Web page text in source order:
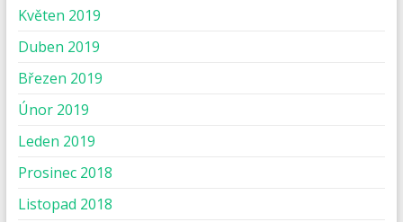
Květen 2019
Duben 2019
Březen 2019
Únor 2019
Leden 2019
Prosinec 2018
Listopad 2018